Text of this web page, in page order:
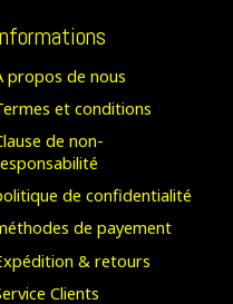
propos de nous
et conditions
de non-
de confidentialité
de payement
& retours
Clients